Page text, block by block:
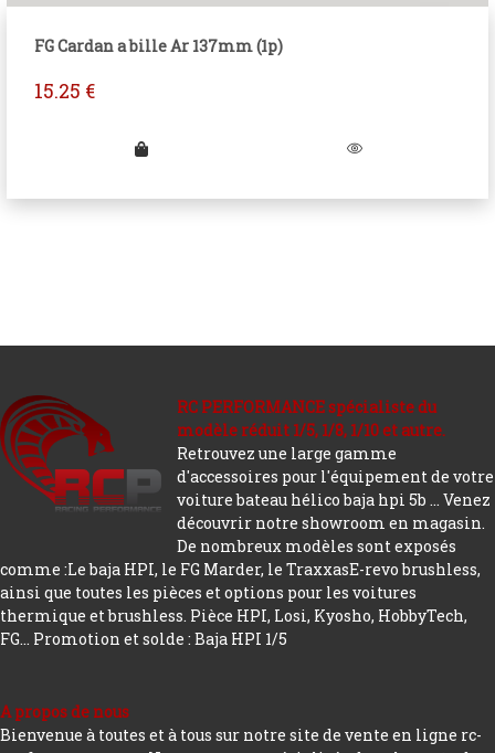
FG Cardan a bille Ar 137mm (1p)
15.25 €
RC PERFORMANCE spécialiste du
modèle réduit 1/5, 1/8, 1/10 et autre.
Retrouvez une large gamme
d'accessoires pour l'équipement de votre
voiture bateau hélico baja hpi 5b ... Venez
découvrir notre showroom en magasin.
De nombreux modèles sont exposés
comme :Le baja HPI, le FG Marder, le TraxxasE-revo brushless,
ainsi que toutes les pièces et options pour les voitures
thermique et brushless. Pièce HPI, Losi, Kyosho, HobbyTech,
FG... Promotion et solde : Baja HPI 1/5
A propos de nous
Bienvenue à toutes et à tous sur notre site de vente en ligne rc-